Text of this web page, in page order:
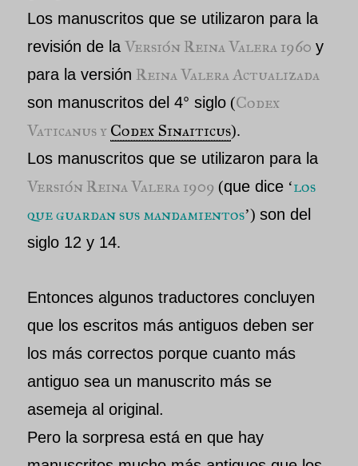
Los manuscritos que se utilizaron para la
revisión de la Versión Reina Valera 1960 y
para la versión Reina Valera Actualizada
son manuscritos del 4° siglo (Codex
Vaticanus y Codex Sinaiticus).
Los manuscritos que se utilizaron para la
Versión Reina Valera 1909 (que dice ‘los
que guardan sus mandamientos’)son del
siglo 12 y 14.
Entonces algunos traductores concluyen
que los escritos más antiguos deben ser
los más correctos porque cuanto más
antiguo sea un manuscrito más se
asemeja al original.
Pero la sorpresa está en que hay